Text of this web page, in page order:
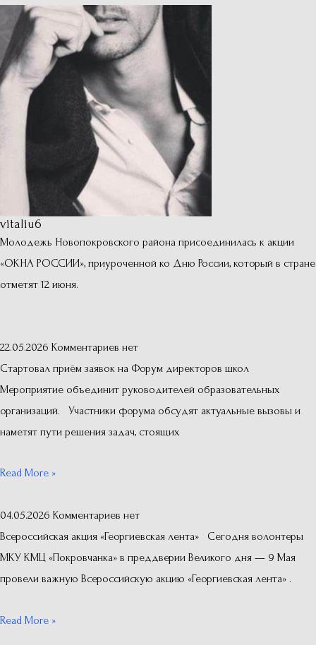
vitaliu6
Молодежь Новопокровского района присоединилась к акции
«ОКНА РОССИИ», приуроченной ко Дню России, который в стране
отметят 12 июня.
22.05.2026 Комментариев нет
Стартовал приём заявок на Форум директоров школ
Мероприятие объединит руководителей образовательных
организаций. Участники форума обсудят актуальные вызовы и
наметят пути решения задач, стоящих
Read More »
04.05.2026 Комментариев нет
Всероссийская акция «Георгиевская лента» Сегодня волонтеры
МКУ КМЦ «Покровчанка» в преддверии Великого дня — 9 Мая
провели важную Всероссийскую акцию «Георгиевская лента» .
Read More »